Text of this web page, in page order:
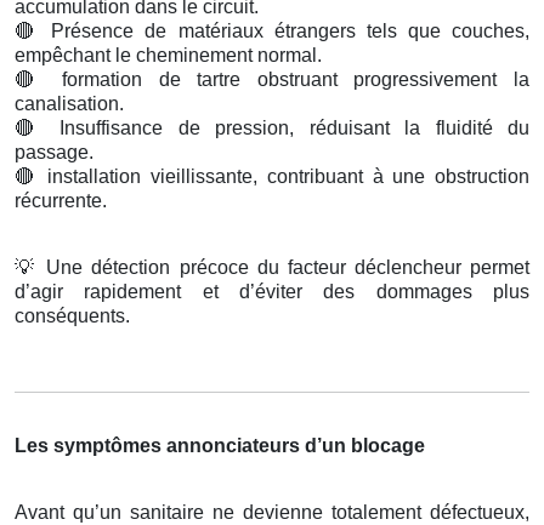
accumulation dans le circuit.
🔴
Présence de matériaux étrangers tels que couches,
empêchant le cheminement normal.
🔴
formation de tartre obstruant progressivement la
canalisation.
🔴
Insuffisance de pression, réduisant la fluidité du
passage.
🔴
installation vieillissante, contribuant à une obstruction
récurrente.
💡
Une détection précoce du facteur déclencheur permet
d’agir rapidement et d’éviter des dommages plus
conséquents.
Les symptômes annonciateurs d’un blocage
Avant qu’un sanitaire ne devienne totalement défectueux,